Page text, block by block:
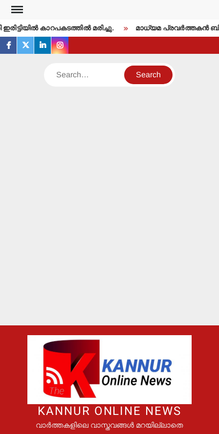
Skip
content
കാറപകടത്തില്‍ മരിച്ചു. മാധ്യമ പ്രവര്‍ത്തകന്‍
facebook
twitterlinkedininstagram
Search
KANNUR ONLINE NEWS
വാർത്തകളിലെ വാസ്തവങ്ങൾ മറയില്ലാതെ